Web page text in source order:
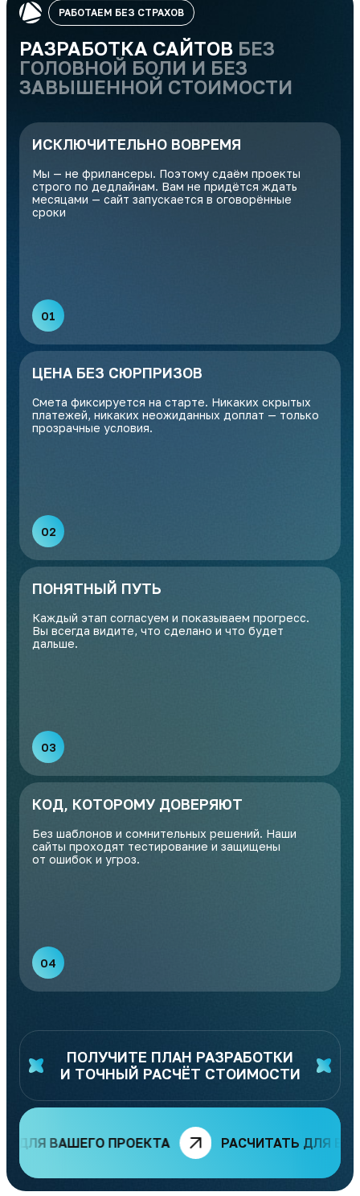
РАБОТАЕМ БЕЗ СТРАХОВ
РАЗРАБОТКА САЙТОВ БЕЗ
ГОЛОВНОЙ БОЛИ И БЕЗ
ЗАВЫШЕННОЙ СТОИМОСТИ
ИСКЛЮЧИТЕЛЬНО ВОВРЕМЯ
Мы — не фрилансеры. Поэтому сдаём проекты
строго по дедлайнам. Вам не придётся ждать
месяцами — сайт запускается в оговорённые
сроки
01
ЦЕНА БЕЗ СЮРПРИЗОВ
Смета фиксируется на старте. Никаких скрытых
платежей, никаких неожиданных доплат — только
прозрачные условия.
02
ПОНЯТНЫЙ ПУТЬ
Каждый этап согласуем и показываем прогресс.
Вы всегда видите, что сделано и что будет
дальше.
03
КОД, КОТОРОМУ ДОВЕРЯЮТ
Без шаблонов и сомнительных решений. Наши
сайты проходят тестирование и защищены
от ошибок и угроз.
04
ПОЛУЧИТЕ ПЛАН РАЗРАБОТКИ
И ТОЧНЫЙ РАСЧЁТ СТОИМОСТИ
ВАШЕГО ПРОЕКТА РАСЧИТАТЬ ДЛЯ